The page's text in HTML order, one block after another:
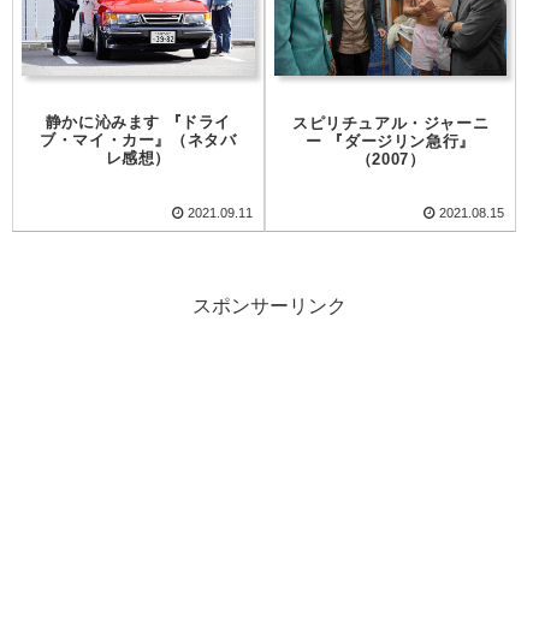
静かに沁みます 『ドライ
ブ・マイ・カー』（ネタバ
レ感想）
2021.09.11
スピリチュアル・ジャーニ
ー 『ダージリン急行』
（2007）
2021.08.15
スポンサーリンク